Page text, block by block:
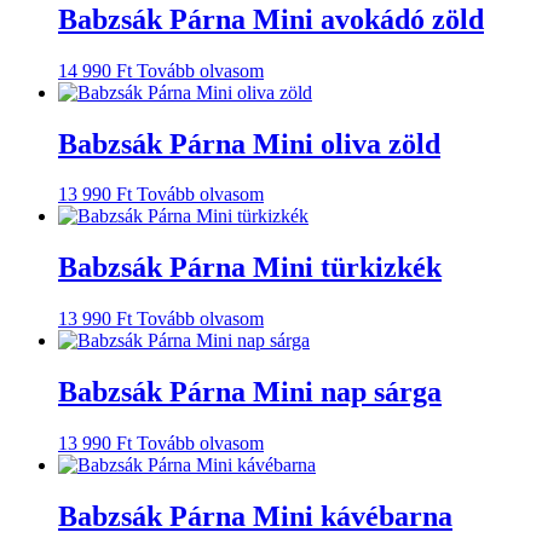
Babzsák Párna Mini avokádó zöld
14 990 Ft Tovább olvasom
Babzsák Párna Mini oliva zöld
13 990 Ft Tovább olvasom
Babzsák Párna Mini türkizkék
13 990 Ft Tovább olvasom
Babzsák Párna Mini nap sárga
13 990 Ft Tovább olvasom
Babzsák Párna Mini kávébarna